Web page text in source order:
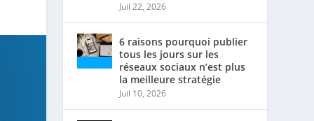
Juil 22, 2026
6 raisons pourquoi publier
tous les jours sur les
réseaux sociaux n’est plus
la meilleure stratégie
Juil 10, 2026